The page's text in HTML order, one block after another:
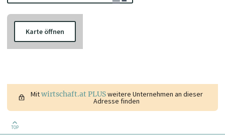
Karte öffnen
Mitwirtschaft.at PLUSweitere Unternehmen an dieser
Adresse finden
TOP